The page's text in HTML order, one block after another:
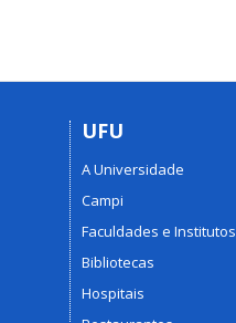
UFU
A Universidade
Campi
Faculdades e Institutos
Bibliotecas
Hospitais